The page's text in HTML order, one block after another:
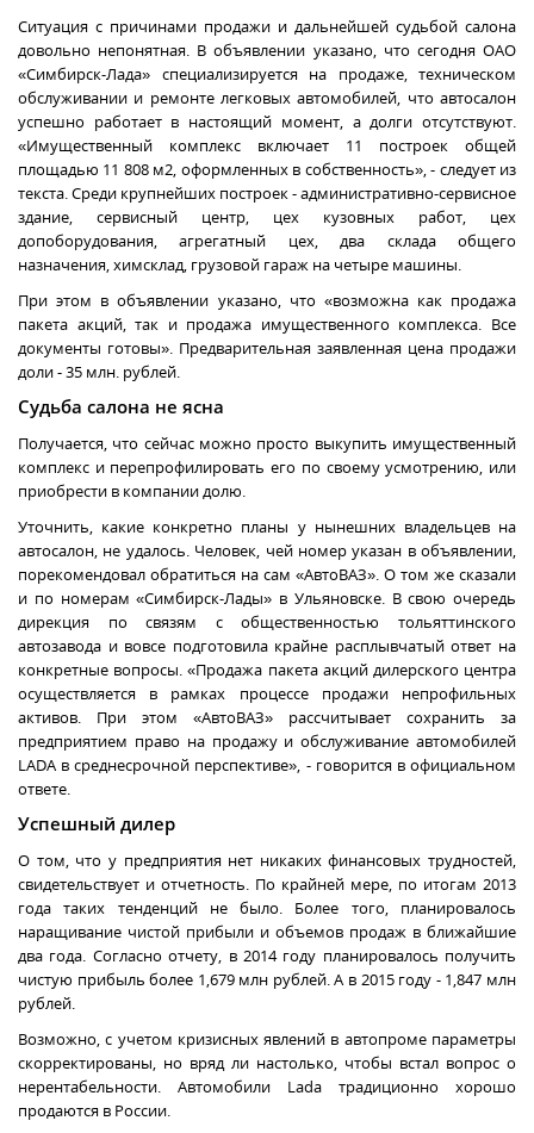
Ситуация с причинами продажи и дальнейшей судьбой салона
довольно непонятная. В объявлении указано, что сегодня ОАО
«Симбирск-Лада» специализируется на продаже, техническом
обслуживании и ремонте легковых автомобилей, что автосалон
успешно работает в настоящий момент, а долги отсутствуют.
«Имущественный комплекс включает 11 построек общей
площадью 11 808 м2, оформленных в собственность», - следует из
текста. Среди крупнейших построек - административно-сервисное
здание, сервисный центр, цех кузовных работ, цех
допоборудования, агрегатный цех, два склада общего
назначения, химсклад, грузовой гараж на четыре машины.
При этом в объявлении указано, что «возможна как продажа
пакета акций, так и продажа имущественного комплекса. Все
документы готовы». Предварительная заявленная цена продажи
доли - 35 млн. рублей.
Судьба салона не ясна
Получается, что сейчас можно просто выкупить имущественный
комплекс и перепрофилировать его по своему усмотрению, или
приобрести в компании долю.
Уточнить, какие конкретно планы у нынешних владельцев на
автосалон, не удалось. Человек, чей номер указан в объявлении,
порекомендовал обратиться на сам «АвтоВАЗ». О том же сказали
и по номерам «Симбирск-Лады» в Ульяновске. В свою очередь
дирекция по связям с общественностью тольяттинского
автозавода и вовсе подготовила крайне расплывчатый ответ на
конкретные вопросы. «Продажа пакета акций дилерского центра
осуществляется в рамках процессе продажи непрофильных
активов. При этом «АвтоВАЗ» рассчитывает сохранить за
предприятием право на продажу и обслуживание автомобилей
LADA в среднесрочной перспективе», - говорится в официальном
ответе.
Успешный дилер
О том, что у предприятия нет никаких финансовых трудностей,
свидетельствует и отчетность. По крайней мере, по итогам 2013
года таких тенденций не было. Более того, планировалось
наращивание чистой прибыли и объемов продаж в ближайшие
два года. Согласно отчету, в 2014 году планировалось получить
чистую прибыль более 1,679 млн рублей. А в 2015 году - 1,847 млн
рублей.
Возможно, с учетом кризисных явлений в автопроме параметры
скорректированы, но вряд ли настолько, чтобы встал вопрос о
нерентабельности. Автомобили Lada традиционно хорошо
продаются в России.